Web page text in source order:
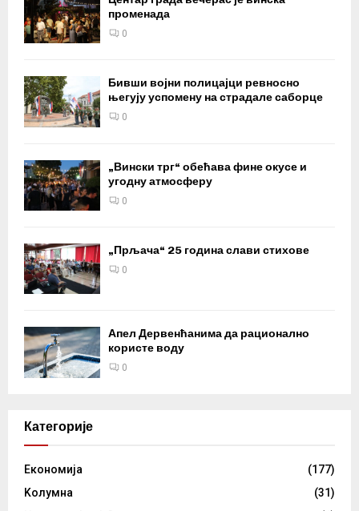
променада
0
Бивши војни полицајци ревносно
његују успомену на страдале саборце
0
„Вински трг“ обећава фине окусе и
угодну атмосферу
0
„Прљача“ 25 година слави стихове
0
Апел Дервенћанима да рационално
користе воду
0
Категорије
Eкономија
(177)
Kолумнa
(31)